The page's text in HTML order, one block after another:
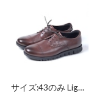
サイズ:43のみ Light